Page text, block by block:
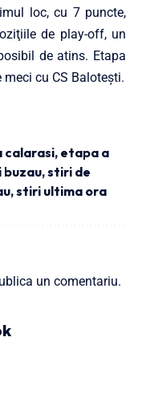
loc, cu 7 puncte,
de play-off, un
de atins. Etapa
cu CS Baloteşti.
calarasi, etapa a
,stiri de
,stiri ultima ora
un comentariu.